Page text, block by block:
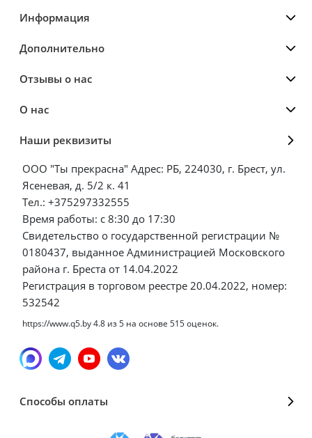
Информация
Дополнительно
Отзывы о нас
О нас
Наши реквизиты
ООО "Ты прекрасна" Адрес: РБ, 224030, г. Брест, ул.
Ясеневая, д. 5/2 к. 41
Тел.: +375297332555
Время работы: с 8:30 до 17:30
Свидетельство о государственной регистрации №
0180437, выданное Администрацией Московского
района г. Бреста от 14.04.2022
Регистрация в торговом реестре 20.04.2022, номер:
532542
https://www.q5.by4.8 из5 на основе 515оценок.
Способы оплаты